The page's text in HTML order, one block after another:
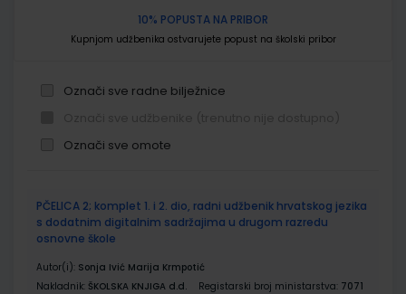
10% POPUSTA NA PRIBOR
Kupnjom udžbenika ostvarujete popust na školski pribor
Označi sve radne bilježnice
Označi sve omote
proizvodi
PČELICA 2; komplet 1. i 2. dio, radni udžbenik hrvatskog jezika
s dodatnim digitalnim sadržajima u drugom razredu
osnovne škole
Autor(i): Sonja Ivić Marija Krmpotić
Nakladnik: ŠKOLSKA KNJIGA d.d. Registarski broj ministarstva: 7071